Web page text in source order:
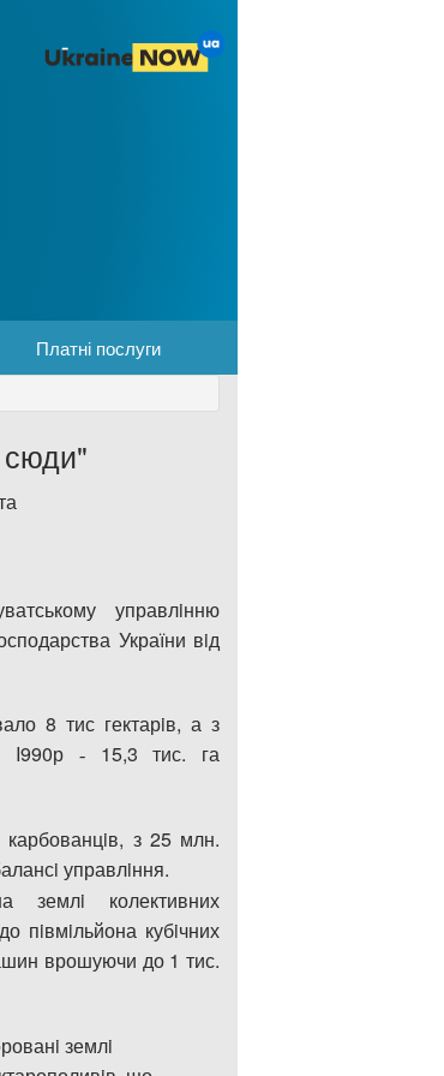
Платні послуги
сюди"
управлiнню
України вiд
8 тис гектарiв, а з
I990р- 15,3 тис. га
карбованцiв, з 25 млн.
управлiння.
землi колективних
пiвмiльйона кубiчних
врошуючи до 1 тис.
землi